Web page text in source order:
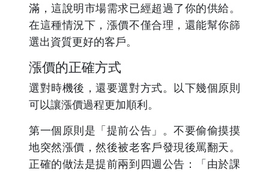
滿，這說明市場需求已經超過了你的供給。
在這種情況下，漲價不僅合理，還能幫你篩
選出資質更好的客戶。
漲價的正確方式
選對時機後，還要選對方式。以下幾個原則
可以讓漲價過程更加順利。
第一個原則是「提前公告」。不要偷偷摸摸
地突然漲價，然後被老客戶發現後罵翻天。
正確的做法是提前兩到四週公告：「由於課